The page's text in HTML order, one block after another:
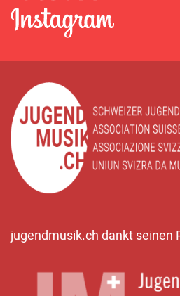
jugendmusik.ch dankt seinen